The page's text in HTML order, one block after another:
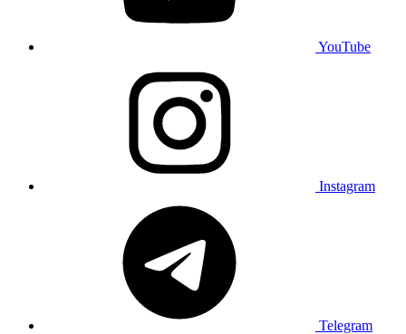
YouTube
Instagram
Telegram